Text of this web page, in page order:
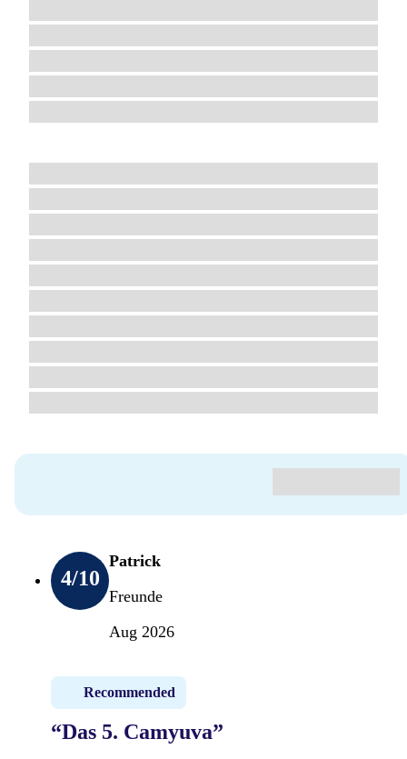
4/10
Patrick
Freunde
Aug 2026
Recommended
“Das 5. Camyuva”